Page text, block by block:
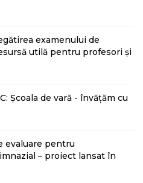
examenului de
utilă pentru profesori și
Școala de vară - învățăm cu
evaluare pentru
– proiect lansat în